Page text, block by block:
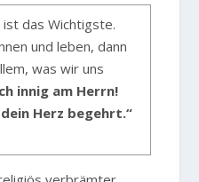
das Wichtigste.
und leben, dann
was wir uns
innig am Herrn!
Herz begehrt.“